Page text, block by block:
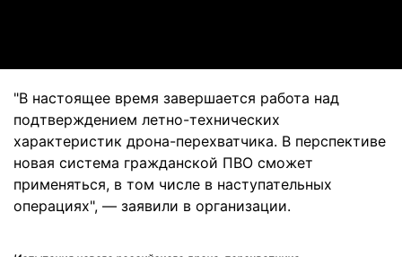
"В настоящее время завершается работа над
подтверждением летно-технических
характеристик дрона-перехватчика. В перспективе
новая система гражданской ПВО сможет
применяться, в том числе в наступательных
операциях", — заявили в организации.